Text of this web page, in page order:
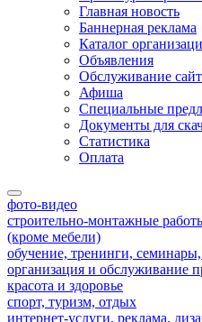
Главная новость
Баннерная реклама
Каталог
Объявления
Обслуживание
Афиша
Специальные
Документы для
Статистика
Оплата
фото-видео
строительно-монтажные
(кроме мебели)
обучение, тренинги,
организация и обслуживание
красота и здоровье
спорт, туризм, отдых
интернет-услуги, реклама,